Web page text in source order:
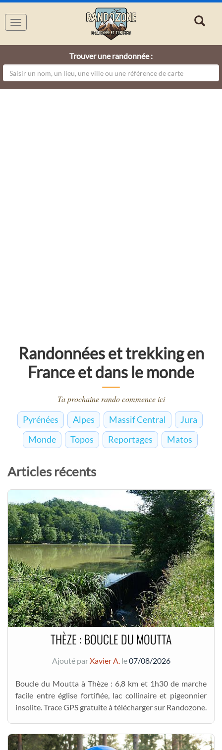
Navigation
Trouver une randonnée :
Randonnées et trekking en
France et dans le monde
Ta prochaine rando commence ici
Pyrénées Alpes Massif Central
Jura
Monde
Topos Reportages Matos
Articles récents
THÈZE : BOUCLE DU MOUTTA
Ajouté parXavier A.le07/08/2026
Boucle du Moutta à Thèze : 6,8 km et 1h30 de marche
facile entre église fortifiée, lac collinaire et pigeonnier
insolite. Trace GPS gratuite à télécharger sur Randozone.